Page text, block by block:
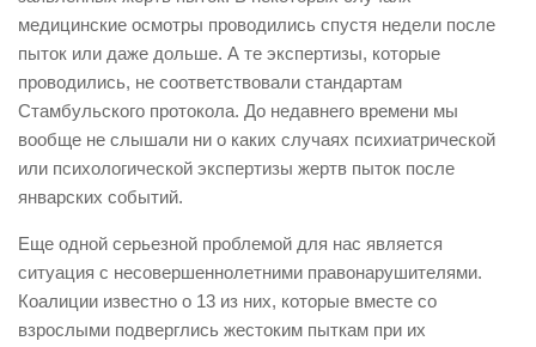
медицинские осмотры проводились спустя недели после
пыток или даже дольше. А те экспертизы, которые
проводились, не соответствовали стандартам
Стамбульского протокола. До недавнего времени мы
вообще не слышали ни о каких случаях психиатрической
или психологической экспертизы жертв пыток после
январских событий.
Еще одной серьезной проблемой для нас является
ситуация с несовершеннолетними правонарушителями.
Коалиции известно о 13 из них, которые вместе со
взрослыми подверглись жестоким пыткам при их